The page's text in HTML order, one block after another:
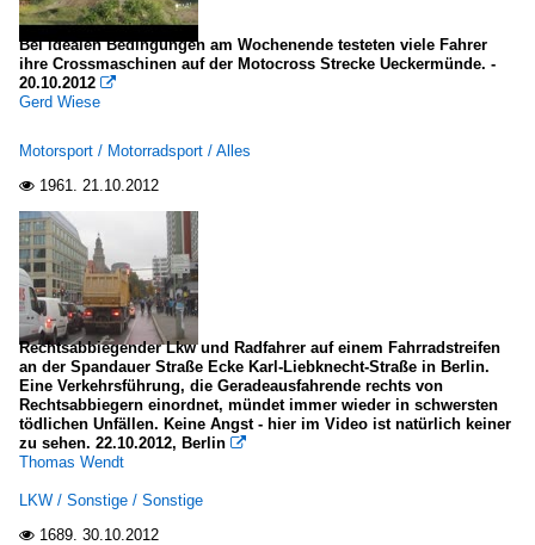
Bei idealen Bedingungen am Wochenende testeten viele Fahrer
ihre Crossmaschinen auf der Motocross Strecke Ueckermünde. -
20.10.2012 
Gerd Wiese
Motorsport / Motorradsport / Alles
 1961. 21.10.2012
Rechtsabbiegender Lkw und Radfahrer auf einem Fahrradstreifen
an der Spandauer Straße Ecke Karl-Liebknecht-Straße in Berlin.
Eine Verkehrsführung, die Geradeausfahrende rechts von
Rechtsabbiegern einordnet, mündet immer wieder in schwersten
tödlichen Unfällen. Keine Angst - hier im Video ist natürlich keiner
zu sehen. 22.10.2012, Berlin 
Thomas Wendt
LKW / Sonstige / Sonstige
 1689. 30.10.2012